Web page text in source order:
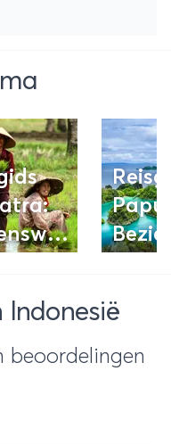
Indonesië
beoordelingen